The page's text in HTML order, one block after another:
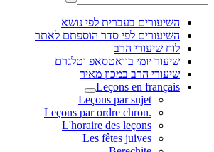
השיעורים בעברית לפי נושא
השיעורים לפי סדר הוספתם לאתר
לוח שיעורי הרב
שיעור יומי בוואטסאפ וטלגרם
שיעורי הרב במכון מאיר
Leçons en français
Leçons par sujet
.Leçons par ordre chron
L'horaire des leçons
Les fêtes juives